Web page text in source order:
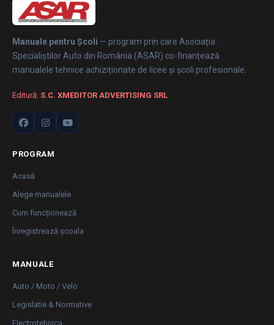
Manuale pentru Școli — program prin care Asociația
Specialiștilor Auto din România (ASAR) co-finanțează
manualele tehnice achiziționate de licee și școli profesionale.
Editură: S.C. XMEDITOR ADVERTISING SRL
PROGRAM
Acasă
Alege manualele
Cum funcționează
Înregistrează școala
MANUALE
Auto / Moto / Velo
Legislatie & Normative
Electrotehnica